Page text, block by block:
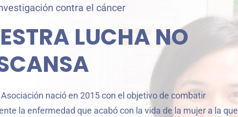
contra el cáncer
LUCHA NO
nació en 2015 con el objetivo de combatir
la enfermedad que acabó con la vida de la mujer a la que